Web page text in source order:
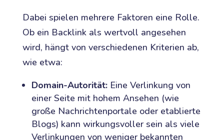
Dabei spielen mehrere Faktoren eine Rolle.
Ob ein Backlink als wertvoll angesehen
wird, hängt von verschiedenen Kriterien ab,
wie etwa:
Domain-Autorität:Eine Verlinkung von
einer Seite mit hohem Ansehen (wie
große Nachrichtenportale oder etablierte
Blogs) kann wirkungsvoller sein als viele
Verlinkungen von weniger bekannten